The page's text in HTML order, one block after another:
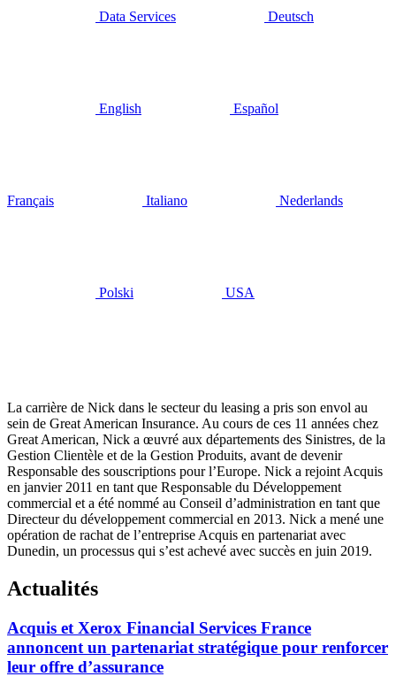
Data Services Deutsch
English Español
Français Italiano Nederlands
Polski
USA
La carrière de Nick dans le secteur du leasing a pris son envol au
sein de Great American Insurance. Au cours de ces 11 années chez
Great American, Nick a œuvré aux départements des Sinistres, de la
Gestion Clientèle et de la Gestion Produits, avant de devenir
Responsable des souscriptions pour l’Europe. Nick a rejoint Acquis
en janvier 2011 en tant que Responsable du Développement
commercial et a été nommé au Conseil d’administration en tant que
Directeur du développement commercial en 2013. Nick a mené une
opération de rachat de l’entreprise Acquis en partenariat avec
Dunedin, un processus qui s’est achevé avec succès en juin 2019.
Actualités
Acquis et Xerox Financial Services France
annoncent un partenariat stratégique pour renforcer
leur offre d’assurance